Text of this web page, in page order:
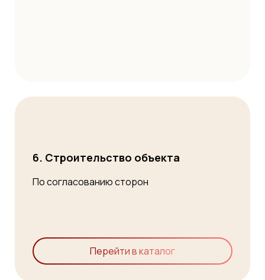
6. Строительство объекта
По согласованию сторон
Перейти в каталог